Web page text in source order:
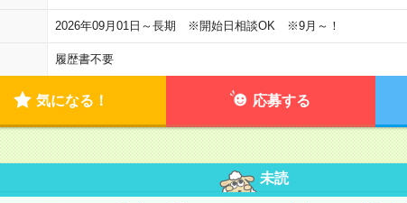
2026年09月01日～長期 ※開始日相談OK ※9月～！
履歴書不要
気になる！ 応募する
未読